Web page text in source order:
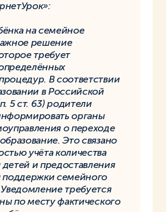
на семейное
решение
требует
В соответствии
в Российской
5 ст. 63) родители
органы
о переходе
Это связано
учёта количества
и предоставления
поддержки семейного
требуется
по месту фактического